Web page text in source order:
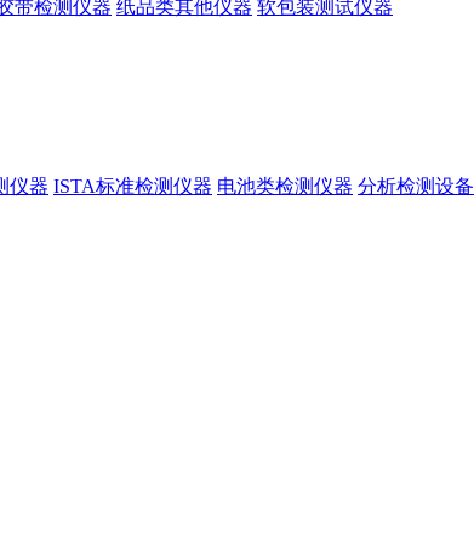
带检测仪器 纸品类其他仪器 软包装测试仪器
仪器 ISTA标准检测仪器 电池类检测仪器 分析检测设备